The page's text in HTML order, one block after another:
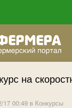
на
17 00:49 в Конкурсы